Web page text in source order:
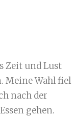
Zeit und Lust
Meine Wahl fiel
nach der
gehen.